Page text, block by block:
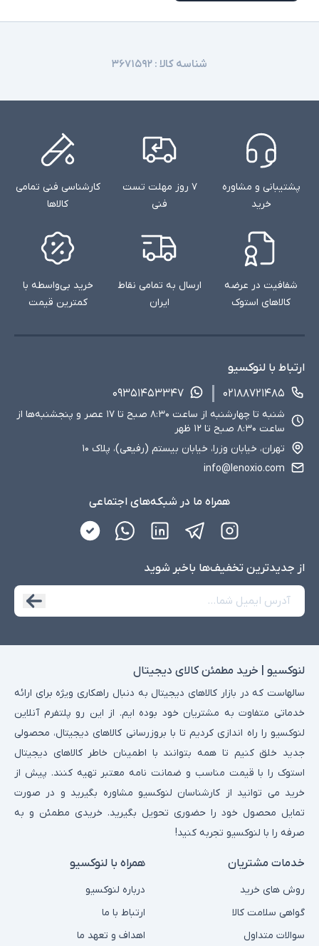
شناسه کالا : ۳۶۷۱۵۹۲
پشتیبانی و مشاوره
خرید
۷ روز مهلت تست
فنی
کارشناسی فنی تمامی
کالاها
شفافیت در عرضه
کالاهای استوک
ارسال به تمامی نقاط
ایران
خرید بی‌واسطه با
کمترین قیمت
ارتباط با لنوکسیو
۰۲۱۸۸۷۲۱۴۸۵
۰۹۳۵۱۴۵۳۳۴۷
شنبه تا چهارشنبه از ساعت ۸:۳۰ صبح تا ۱۷ عصر و پنجشنبه‌ها از
ساعت ۸:۳۰ صبح تا ۱۲ ظهر
تهران، خیابان وزرا، خیابان بیستم (رفیعی)، پلاک ۱۰
info@lenoxio.com
همراه ما در شبکه‌های اجتماعی
از جدید‌ترین تخفیف‌ها با‌خبر شوید
لنوکسیو | خرید مطمئن کالای دیجیتال
سالهاست که در بازار کالاهای دیجیتال به دنبال راهکاری ویژه برای ارائه
خدماتی متفاوت به مشتریان خود بوده ایم. از این رو پلتفرم آنلاین
لنوکسیو را راه اندازی کردیم تا با بروزرسانی کالاهای دیجیتال، محصولی
جدید خلق کنیم تا همه بتوانند با اطمینان خاطر کالاهای دیجیتال
استوک را با قیمت مناسب و ضمانت نامه معتبر تهیه کنند. پیش از
خرید می توانید از کارشناسان لنوکسیو مشاوره بگیرید و در صورت
تمایل محصول خود را حضوری تحویل بگیرید. خریدی مطمئن و به
صرفه را با لنوکسیو تجربه کنید!
خدمات مشتریان
روش های خرید
گواهی سلامت کالا
سوالات متداول
همراه با لنوکسیو
درباره لنوکسیو
ارتباط با ما
اهداف و تعهد ما